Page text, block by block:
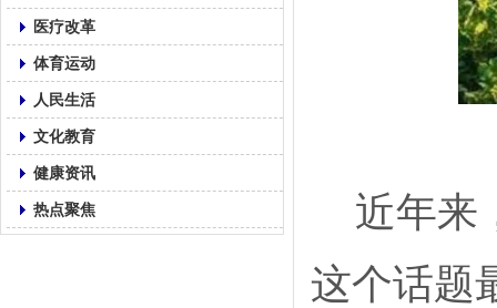
医疗改革
体育运动
人民生活
文化教育
健康资讯
热点聚焦
近年来
这个话题